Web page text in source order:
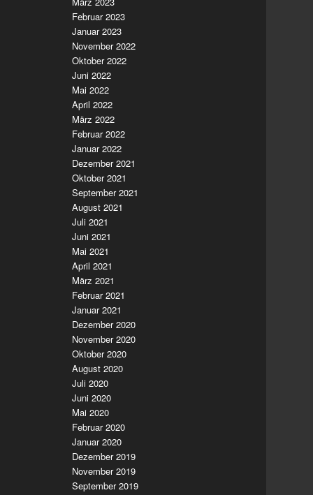
Februar 2023
Januar 2023
November 2022
Oktober 2022
Juni 2022
Mai 2022
April 2022
März 2022
Februar 2022
Januar 2022
Dezember 2021
Oktober 2021
September 2021
August 2021
Juli 2021
Juni 2021
Mai 2021
April 2021
März 2021
Februar 2021
Januar 2021
Dezember 2020
November 2020
Oktober 2020
August 2020
Juli 2020
Juni 2020
Mai 2020
Februar 2020
Januar 2020
Dezember 2019
November 2019
September 2019